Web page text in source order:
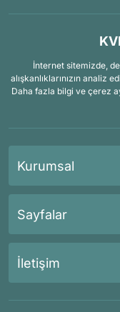
İnternet sitemizde,
alışkanlıklarınızın analiz
Daha fazla bilgi ve çerez
Kurumsal
Sayfalar
İletişim